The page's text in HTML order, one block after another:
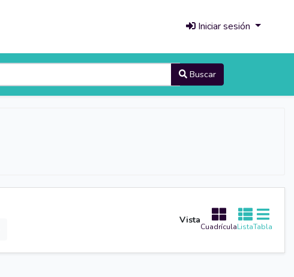
Iniciar sesión
Buscar
Vista
CuadrículaListaTabla